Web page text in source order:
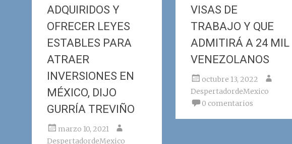
ADQUIRIDOS Y
OFRECER LEYES
ESTABLES PARA
ATRAER
INVERSIONES EN
MÉXICO, DIJO
GURRÍA TREVIÑO
marzo 10, 2021
DespertadordeMexico
VISAS DE
TRABAJO Y QUE
ADMITIRÁ A 24 MIL
VENEZOLANOS
octubre 13, 2022
DespertadordeMexico
0 comentarios